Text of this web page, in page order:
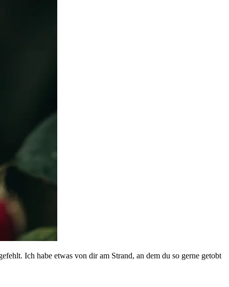
Ich habe etwas von dir am Strand, an dem du so gerne getobt